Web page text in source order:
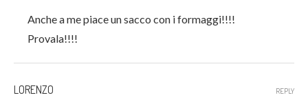
Anche a me piace un sacco con i formaggi!!!!
Provala!!!!
LORENZO REPLY